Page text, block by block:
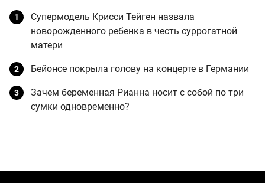
Супермодель Крисси Тейген назвала
новорожденного ребенка в честь суррогатной
матери
Бейонсе покрыла голову на концерте в Германии
Зачем беременная Рианна носит с собой по три
сумки одновременно?